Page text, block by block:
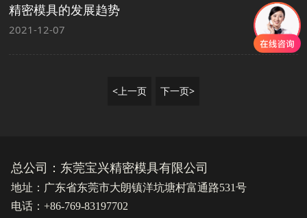
精密模具的发展趋势
2021-12-07
<上一页 下一页>
总公司：东莞宝兴精密模具有限公司
地址：广东省东莞市大朗镇洋坑塘村富通路531号
电话：+86-769-83197702